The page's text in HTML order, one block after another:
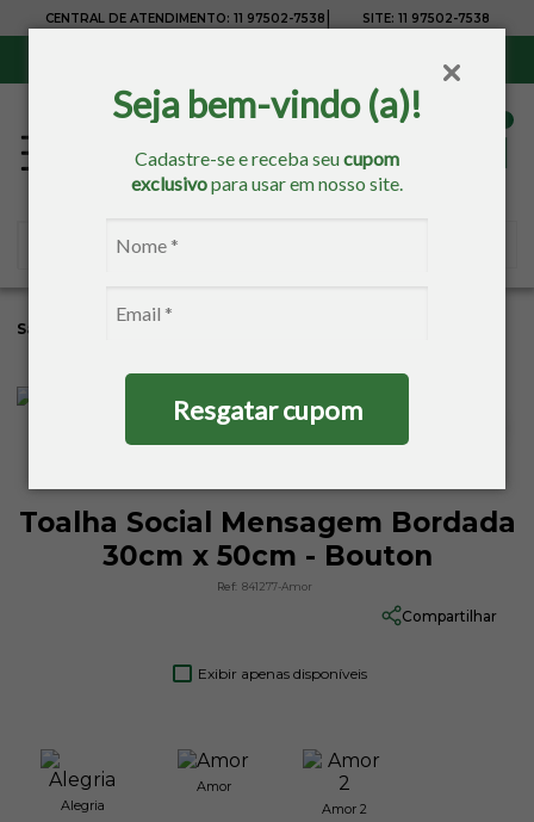
Seja bem-vindo (a)!
Cadastre-se e receba seucupom
exclusivopara usar em nosso site.
Resgatar cupom
CENTRAL DE ATENDIMENTO: 11 97502-7538 SITE: 11 97502-7538
Sacaria
Toalha Social Mensagem Bordada
30cm x 50cm - Bouton
Ref: 841277-Amor
Compartilhar
Exibir apenas disponíveis
Alegria
Amor
Amor 2